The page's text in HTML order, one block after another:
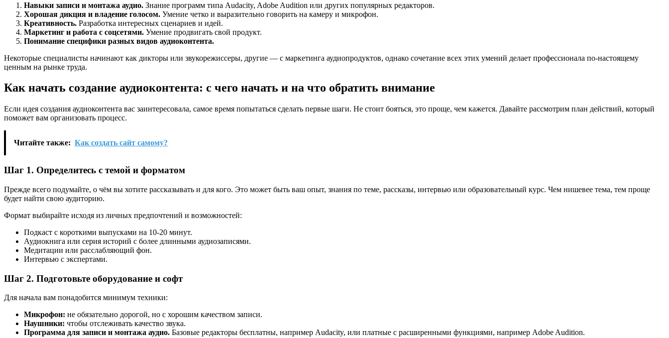
Навыки записи и монтажа аудио. Знание программ типа Audacity, Adobe Audition или других популярных редакторов.
Хорошая дикция и владение голосом. Умение четко и выразительно говорить на камеру и микрофон.
Креативность. Разработка интересных сценариев и идей.
Маркетинг и работа с соцсетями. Умение продвигать свой продукт.
Понимание специфики разных видов аудиоконтента.
Некоторые специалисты начинают как дикторы или звукорежиссеры, другие — с маркетинга аудиопродуктов, однако сочетание всех этих умений делает профессионала по-настоящему
ценным на рынке труда.
Как начать создание аудиоконтента: с чего начать и на что обратить внимание
Если идея создания аудиоконтента вас заинтересовала, самое время попытаться сделать первые шаги. Не стоит бояться, это проще, чем кажется. Давайте рассмотрим план действий, который
поможет вам организовать процесс.
Читайте также: Как создать сайт самому?
Шаг 1. Определитесь с темой и форматом
Прежде всего подумайте, о чём вы хотите рассказывать и для кого. Это может быть ваш опыт, знания по теме, рассказы, интервью или образовательный курс. Чем нишевее тема, тем проще
будет найти свою аудиторию.
Формат выбирайте исходя из личных предпочтений и возможностей:
Подкаст с короткими выпусками на 10-20 минут.
Аудиокнига или серия историй с более длинными аудиозаписями.
Медитации или расслабляющий фон.
Интервью с экспертами.
Шаг 2. Подготовьте оборудование и софт
Для начала вам понадобится минимум техники:
Микрофон: не обязательно дорогой, но с хорошим качеством записи.
Наушники: чтобы отслеживать качество звука.
Программа для записи и монтажа аудио. Базовые редакторы бесплатны, например Audacity, или платные с расширенными функциями, например Adobe Audition.